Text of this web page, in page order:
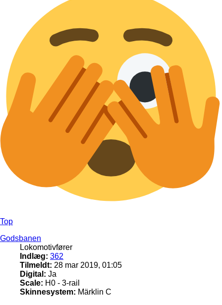
Top
Godsbanen
Lokomotivfører
Indlæg: 362
Tilmeldt: 28 mar 2019, 01:05
Digital: Ja
Scale: H0 - 3-rail
Skinnesystem: Märklin C